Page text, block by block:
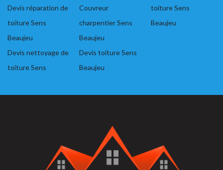
Devis réparation de
toiture Sens
Beaujeu
Devis nettoyage de
toiture Sens
Couvreur
charpentier Sens
Beaujeu
Devis toiture Sens
Beaujeu
toiture Sens
Beaujeu